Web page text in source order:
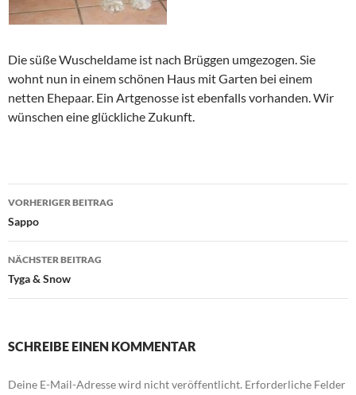
Die süße Wuscheldame ist nach Brüggen umgezogen. Sie
wohnt nun in einem schönen Haus mit Garten bei einem
netten Ehepaar. Ein Artgenosse ist ebenfalls vorhanden. Wir
wünschen eine glückliche Zukunft.
Beitragsnavigation
VORHERIGER BEITRAG
Sappo
NÄCHSTER BEITRAG
Tyga & Snow
SCHREIBE EINEN KOMMENTAR
Deine E-Mail-Adresse wird nicht veröffentlicht. Erforderliche Felder